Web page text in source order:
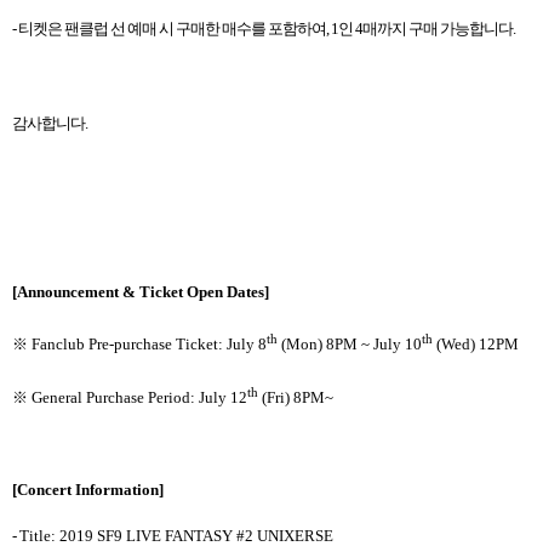
-티켓은 팬클럽 선 예매 시 구매한 매수를 포함하여, 1인 4매까지 구매 가능합니다.
감사합니다.
[Announcement & Ticket Open Dates]
※ Fanclub Pre-purchase Ticket: July 8th (Mon) 8PM ~ July 10th (Wed) 12PM
※ General Purchase Period: July 12th (Fri) 8PM~
[Concert Information]
-Title: 2019 SF9 LIVE FANTASY #2 UNIXERSE